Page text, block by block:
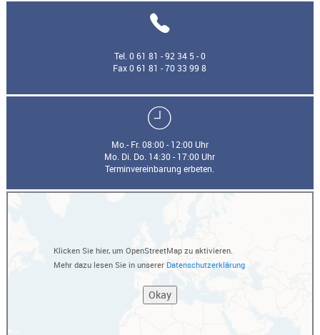
Tel. 0 61 81 - 92 34 5 - 0
Fax 0 61 81 - 70 33 99 8
Mo.- Fr. 08:00 - 12:00 Uhr
Mo. Di. Do. 14:30 - 17:00 Uhr
Terminvereinbarung erbeten.
Klicken Sie hier, um OpenStreetMap zu aktivieren.
Mehr dazu lesen Sie in unserer Datenschutzerklärung